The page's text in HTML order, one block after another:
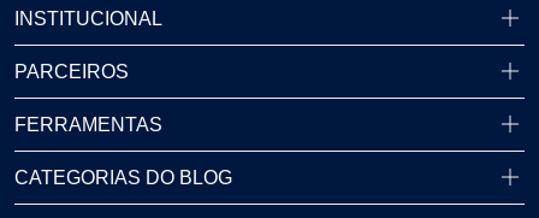
INSTITUCIONAL
PARCEIROS
FERRAMENTAS
CATEGORIAS DO BLOG